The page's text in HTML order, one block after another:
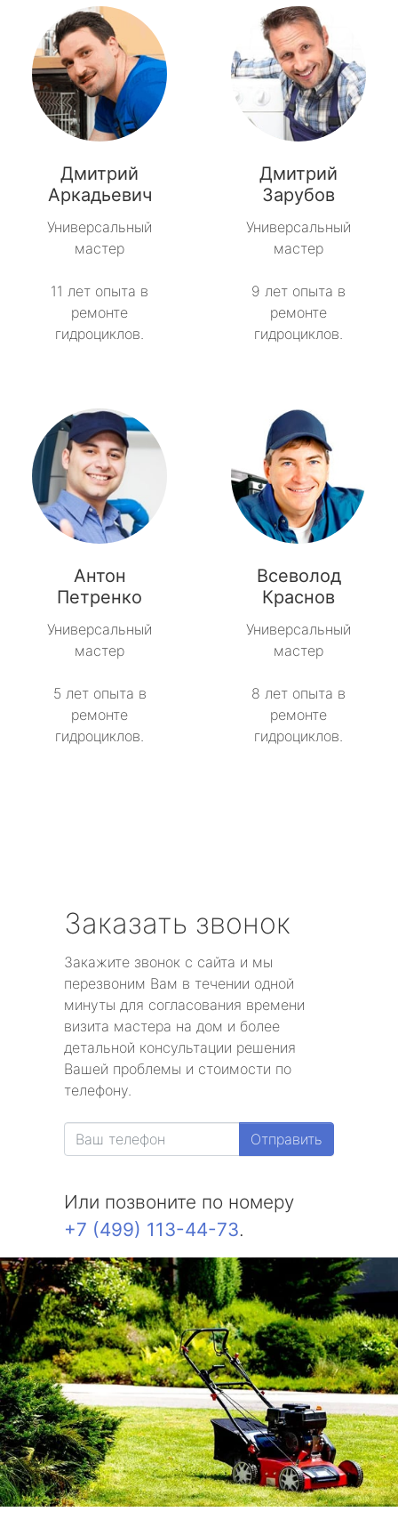
Дмитрий
Аркадьевич
Универсальный
мастер
11 лет опыта в
ремонте
гидроциклов.
Дмитрий
Зарубов
Универсальный
мастер
9 лет опыта в
ремонте
гидроциклов.
Антон
Петренко
Универсальный
мастер
5 лет опыта в
ремонте
гидроциклов.
Всеволод
Краснов
Универсальный
мастер
8 лет опыта в
ремонте
гидроциклов.
Заказать звонок
Закажите звонок с сайта и мы
перезвоним Вам в течении одной
минуты для согласования времени
визита мастера на дом и более
детальной консультации решения
Вашей проблемы и стоимости по
телефону.
Отправить
Или позвоните по номеру
+7 (499) 113-44-73.